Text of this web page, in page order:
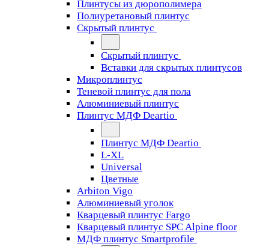
Плинтусы из дюрополимера
Полиуретановый плинтус
Скрытый плинтус
Скрытый плинтус
Вставки для скрытых плинтусов
Микроплинтус
Теневой плинтус для пола
Алюминиевый плинтус
Плинтус МДФ Deartio
Плинтус МДФ Deartio
L-XL
Universal
Цветные
Arbiton Vigo
Алюминиевый уголок
Кварцевый плинтус Fargo
Кварцевый плинтус SPC Alpine floor
МДФ плинтус Smartprofile